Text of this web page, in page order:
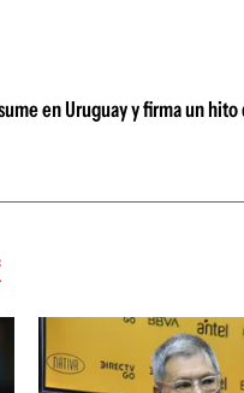
en Uruguay y firma un